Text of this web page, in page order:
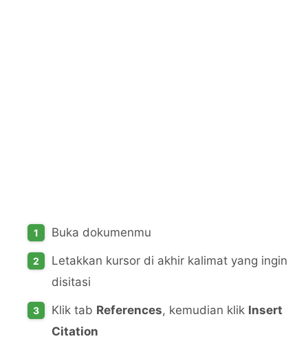
Buka dokumenmu
Letakkan kursor di akhir kalimat yang ingin
disitasi
Klik tab References, kemudian klik Insert
Citation